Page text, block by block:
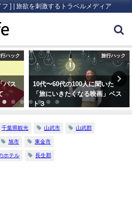
] | 旅欲を刺激するトラベルメディア
ハック
た
ベス
旅行ハック
いまさら人に聞きにくい！海外
旅行に必要な「ビザ（査証）」
について
千葉県観光 山武市 山武郡
旭市 東金市
ホテル 長生郡